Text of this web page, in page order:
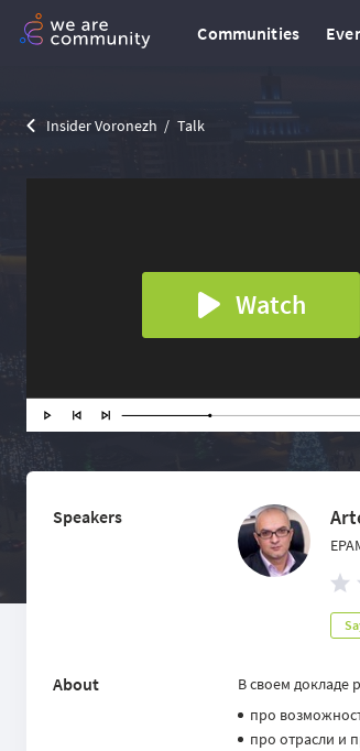
Communities
Insider Voronezh Talk
Watch
Speakers
About
В своем докладе
про
про отрасли и